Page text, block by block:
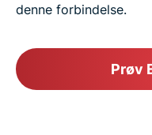
denne forbindelse.
Prøv